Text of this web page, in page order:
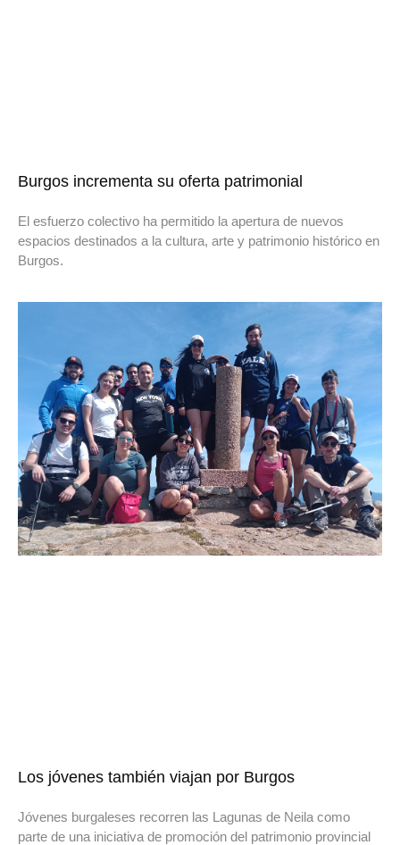
Burgos incrementa su oferta patrimonial
El esfuerzo colectivo ha permitido la apertura de nuevos
espacios destinados a la cultura, arte y patrimonio histórico en
Burgos.
Los jóvenes también viajan por Burgos
Jóvenes burgaleses recorren las Lagunas de Neila como
parte de una iniciativa de promoción del patrimonio provincial